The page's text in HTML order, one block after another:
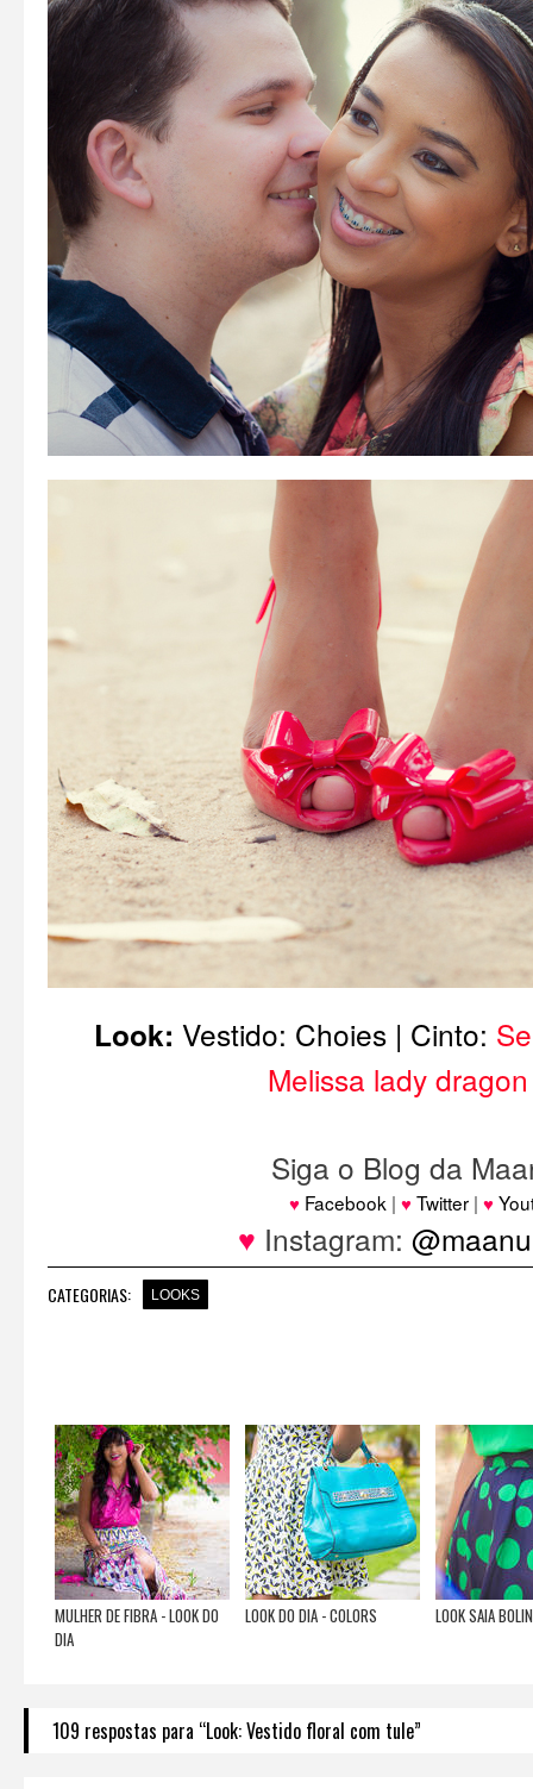
Look: Vestido: Choies | Cinto:
Melissa lady
Siga o Blog da
♥ Facebook | ♥Twitter | ♥
♥ Instagram:
CATEGORIAS: LOOKS
MULHER DE FIBRA - LOOK DO
DIA
LOOK DO DIA - COLORS LOOK SAIA
109 respostas para “Look: Vestido floral com tule”